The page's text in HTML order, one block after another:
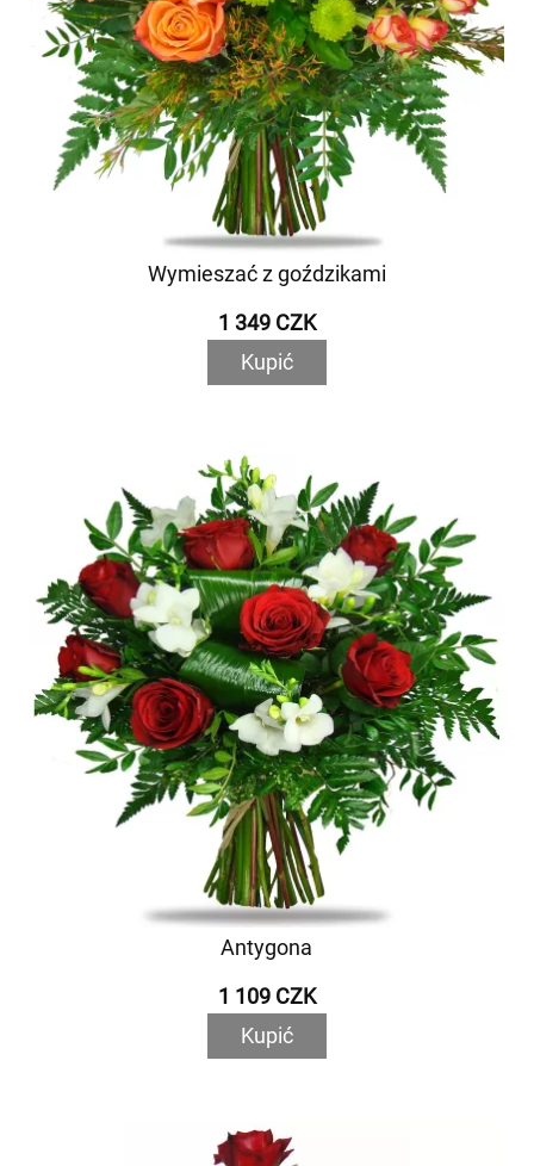
Wymieszać z goździkami
1 349 CZK
Kupić
Antygona
1 109 CZK
Kupić